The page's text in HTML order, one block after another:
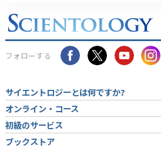
フォローする
サイエントロジーとは何ですか?
オンライン・コース
初級のサービス
ブックストア